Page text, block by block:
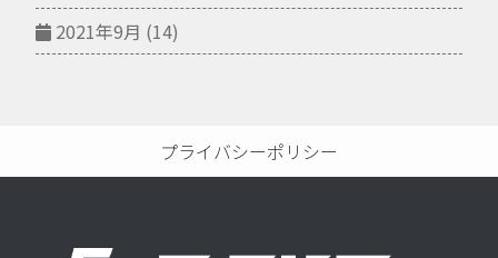
2021年9月 (14)
プライバシーポリシー